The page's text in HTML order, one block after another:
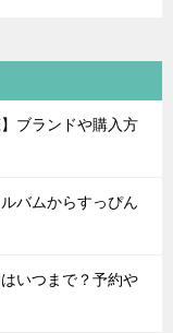
ブランドや購入方
バムからすっぴん
いつまで？予約や